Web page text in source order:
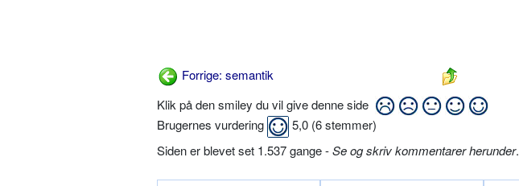
Forrige: semantik
Klik på den smiley du vil give denne side
Brugernes vurdering
5,0 (6stemmer)
Siden er blevet set 1.537 gange -Se og skriv kommentarer herunder.